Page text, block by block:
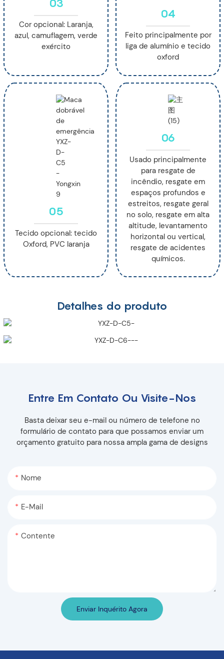
03
Cor opcional: Laranja,
azul, camuflagem, verde
exército
04
Feito principalmente por
liga de alumínio e tecido
oxford
05
Tecido opcional: tecido
Oxford, PVC laranja
06
Usado principalmente
para resgate de
incêndio, resgate em
espaços profundos e
estreitos, resgate geral
no solo, resgate em alta
altitude, levantamento
horizontal ou vertical,
resgate de acidentes
químicos.
Detalhes do produto
Entre Em Contato Ou Visite-Nos
Basta deixar seu e-mail ou número de telefone no
formulário de contato para que possamos enviar um
orçamento gratuito para nossa ampla gama de designs
Nome
E-Mail
Contente
Enviar Inquérito Agora